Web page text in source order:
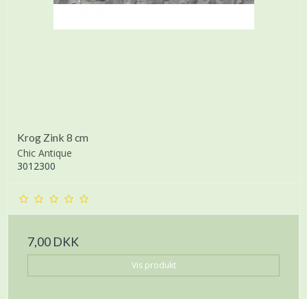
Krog Zink 8 cm
Chic Antique
3012300
7,00 DKK
Vis produkt